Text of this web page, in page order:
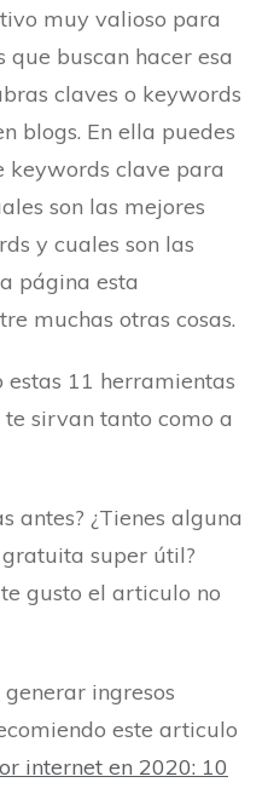
muy valioso para
que buscan hacer esa
claves o keywords
blogs. En ella puedes
keywords clave para
son las mejores
y cuales son las
página esta
muchas otras cosas.
estas 11 herramientas
sirvan tanto como a
antes? ¿Tienes alguna
super útil?
gusto el articulo no
ingresos
este articulo
internet en 2020: 10